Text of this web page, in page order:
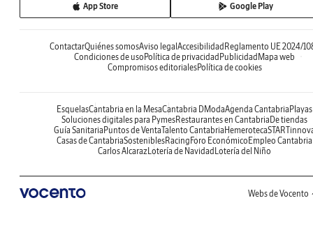
App Store Google Play
ContactarQuiénes somosAviso legalAccesibilidadReglamento UE 2024/
Condiciones de usoPolítica de privacidadPublicidadMapa web
Compromisos editorialesPolítica de cookies
EsquelasCantabria en la MesaCantabria DModaAgenda CantabriaPlayas
Soluciones digitales para PymesRestaurantes en CantabriaDe tiendas
Guía SanitariaPuntos de VentaTalento CantabriaHemeroteca
Casas de CantabriaSosteniblesRacingForo EconómicoEmpleo Cantabria
Carlos AlcarazLotería de NavidadLotería del Niño
Webs de Vocento